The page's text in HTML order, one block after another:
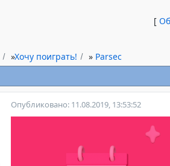
[
»Хочу поиграть! » Parsec
Опубликовано: 11.08.2019, 13:53:52